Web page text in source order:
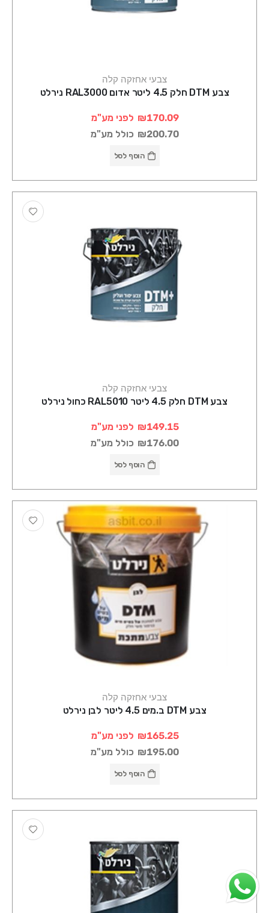
צבעי אחזקה קלה
צבע DTM חלק 4.5 ליטר אדום RAL3000 נירלט
₪170.09 לפני מע"מ
₪200.70 כולל מע"מ
הוסף לסל
צבעי אחזקה קלה
צבע DTM חלק 4.5 ליטר RAL5010 כחול נירלט
₪149.15 לפני מע"מ
₪176.00 כולל מע"מ
הוסף לסל
צבעי אחזקה קלה
צבע DTM ב.מים 4.5 ליטר לבן נירלט
₪165.25 לפני מע"מ
₪195.00 כולל מע"מ
הוסף לסל